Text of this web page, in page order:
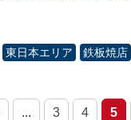
東日本エリア 鉄板焼店
... 3 4 5